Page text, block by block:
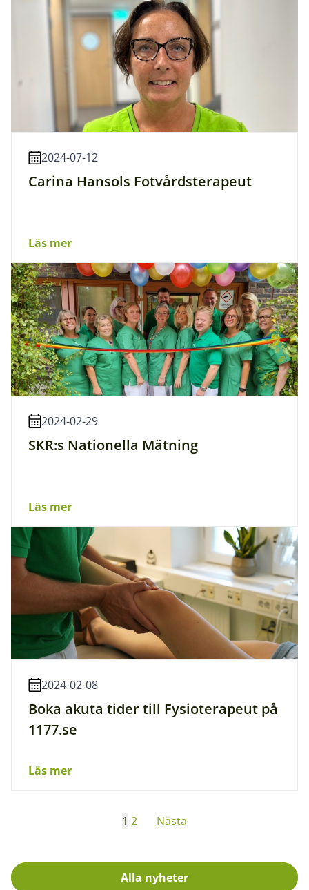
2024-07-12
Carina Hansols Fotvårdsterapeut
Läs mer
2024-02-29
SKR:s Nationella Mätning
Läs mer
2024-02-08
Boka akuta tider till Fysioterapeut på
1177.se
Läs mer
1 2 Nästa
Alla nyheter